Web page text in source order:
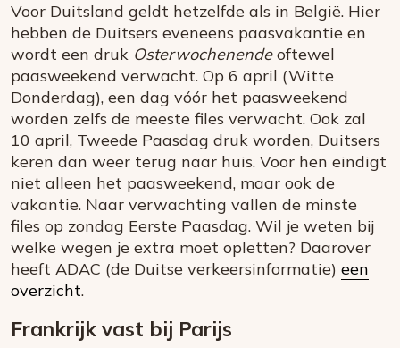
Voor Duitsland geldt hetzelfde als in België. Hier
hebben de Duitsers eveneens paasvakantie en
wordt een druk Osterwochenendeoftewel
paasweekend verwacht. Op 6 april (Witte
Donderdag), een dag vóór het paasweekend
worden zelfs de meeste files verwacht. Ook zal
10 april, Tweede Paasdag druk worden, Duitsers
keren dan weer terug naar huis. Voor hen eindigt
niet alleen het paasweekend, maar ook de
vakantie. Naar verwachting vallen de minste
files op zondag Eerste Paasdag. Wil je weten bij
welke wegen je extra moet opletten? Daarover
heeft ADAC (de Duitse verkeersinformatie) een
overzicht.
Frankrijk vast bij Parijs